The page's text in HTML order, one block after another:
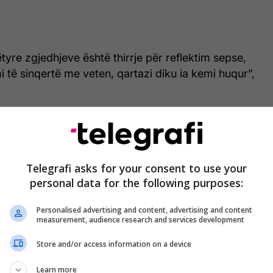
zgjedhjeve është thirrje për reflektim sepse,
të sinqertë me veten, qartazi diku ia kemi huqur”,
e Bajramit:
fort. Të zëshëm ishin edhe ata që nuk votuan
të gjithë atyre që votuan LDK-në dhe na
njerëzve tanë në struktura që punuan ditë e
është po ashtu një mesazh i qartë për secilin
Telegrafi asks for your consent to use your
personal data for the following purposes:
Personalised advertising and content, advertising and content
measurement, audience research and services development
Store and/or access information on a device
Learn more